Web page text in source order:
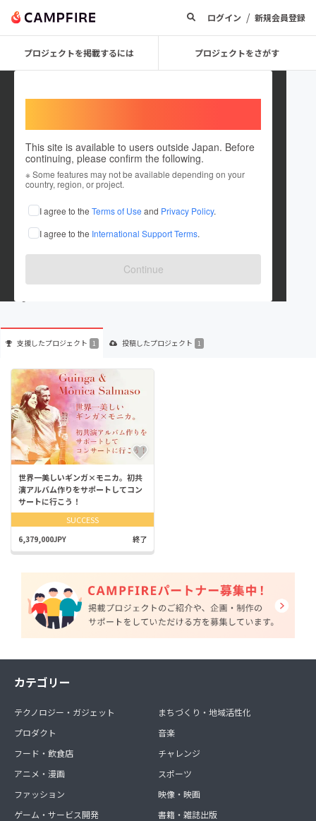
ログイン / 新規会員登録
プロジェクトを掲載するには プロジェクトをさがす
This site is available to users outside Japan. Before
continuing, please confirm the following.
※ Some features may not be available depending on your
country, region, or project.
I agree to the Terms of Use and Privacy Policy.
I agree to the International Support Terms.
Continue
Sachiko_Yoshino
これまでに1回支援して1件のプロジェクトを投稿しています
在住国：日本 現在地：東京都
出身国：未設定
支援したプロジェクト 1 投稿したプロジェクト 1
世界一美しいギンガ×モニカ。初共
演アルバム作りをサポートしてコン
サートに行こう！
SUCCESS
6,379,000JPY 終了
カテゴリー
テクノロジー・ガジェット
プロダクト
フード・飲食店
アニメ・漫画
ファッション
ゲーム・サービス開発
まちづくり・地域活性化
音楽
チャレンジ
スポーツ
映像・映画
書籍・雑誌出版